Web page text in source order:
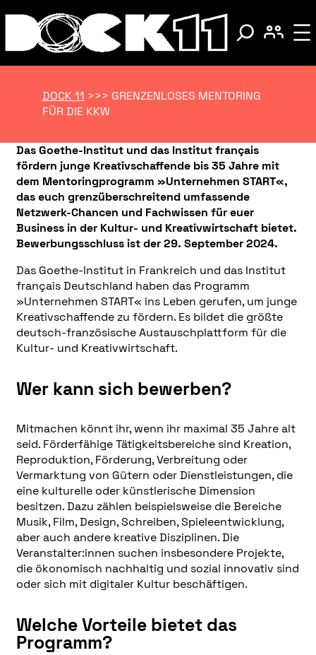
DOCK 11 >>> GRENZENLOSES MENTORING
FÜR DIE KKW
Das Goethe-Institut und das Institut français
fördern junge Kreativschaffende bis 35 Jahre mit
dem Mentoringprogramm »Unternehmen START«,
das euch grenzüberschreitend umfassende
Netzwerk-Chancen und Fachwissen für euer
Business in der Kultur- und Kreativwirtschaft bietet.
Bewerbungsschluss ist der 29. September 2024.
Das Goethe-Institut in Frankreich und das Institut
français Deutschland haben das Programm
»Unternehmen START« ins Leben gerufen, um junge
Kreativschaffende zu fördern. Es bildet die größte
deutsch-französische Austauschplattform für die
Kultur- und Kreativwirtschaft.
Wer kann sich bewerben?
Mitmachen könnt ihr, wenn ihr maximal 35 Jahre alt
seid. Förderfähige Tätigkeitsbereiche sind Kreation,
Reproduktion, Förderung, Verbreitung oder
Vermarktung von Gütern oder Dienstleistungen, die
eine kulturelle oder künstlerische Dimension
besitzen. Dazu zählen beispielsweise die Bereiche
Musik, Film, Design, Schreiben, Spieleentwicklung,
aber auch andere kreative Disziplinen. Die
Veranstalter:innen suchen insbesondere Projekte,
die ökonomisch nachhaltig und sozial innovativ sind
oder sich mit digitaler Kultur beschäftigen.
Welche Vorteile bietet das
Programm?